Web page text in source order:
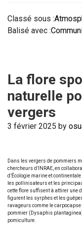
Classé sous :
Balisé avec :
La flore
naturelle
vergers
3 février 2025 by
Dans les vergers de pommiers
chercheurs d’INRAE, en
d’Écologie marine et
les pollinisateurs et les
cette flore suffisent à attirer une
figurent les syrphes et les
ravageurs comme le
pommier (Dysaphis
pomiculture.